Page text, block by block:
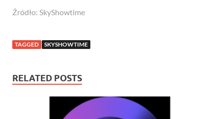
Źródło: SkyShowtime
TAGGED SKYSHOWTIME
RELATED POSTS